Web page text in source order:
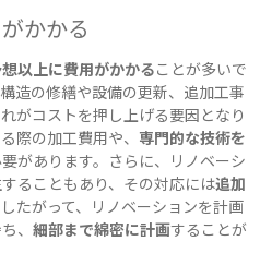
かかる
以上に費用がかかることが多いで
造の修繕や設備の更新、追加工事
がコストを押し上げる要因となり
際の加工費用や、 専門的な技術を
があります。さらに、リノベーシ
ることもあり、その対応には追加
たがって、リノベーションを計画
、 細部まで綿密に計画することが